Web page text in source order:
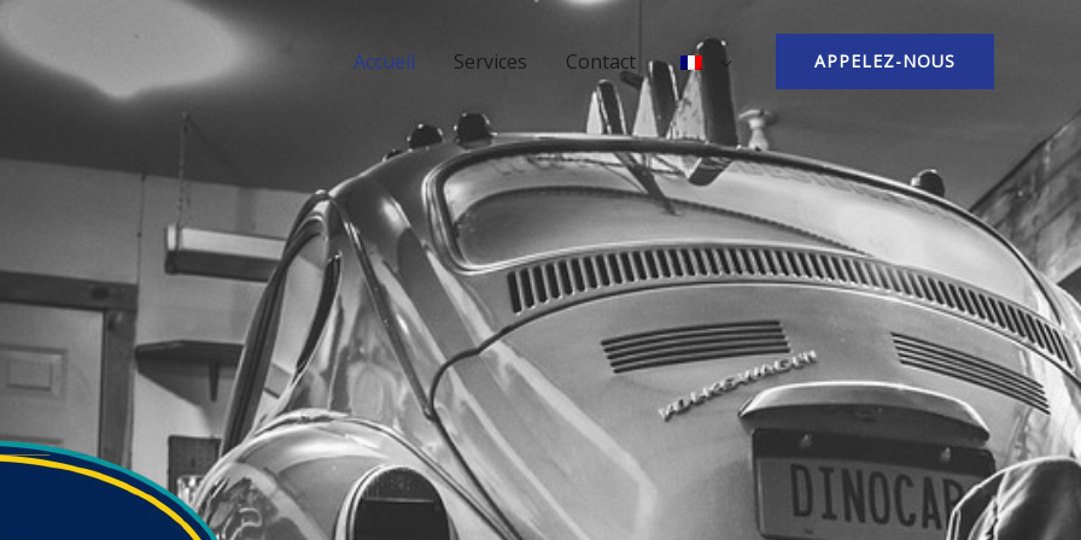
Accueil Services Contact APPELEZ-NOUS